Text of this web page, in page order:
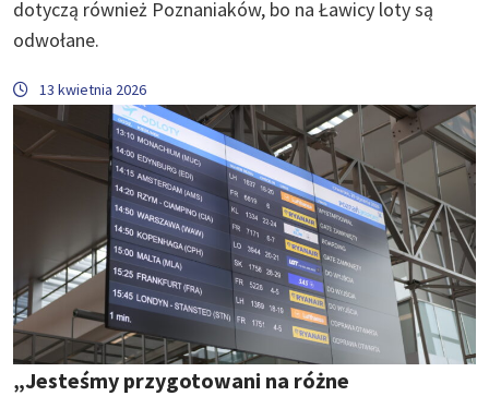
dotyczą również Poznaniaków, bo na Ławicy loty są
odwołane.
13 kwietnia 2026
„Jesteśmy przygotowani na różne